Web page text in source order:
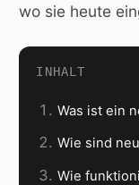
wo sie heute
INHALT
Was ist ein
Wie sind
Wie